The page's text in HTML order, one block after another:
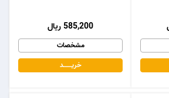
585,200 ریال
مشخصات
خریـــــــد